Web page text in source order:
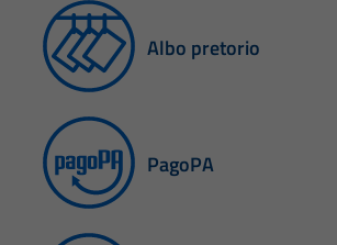
Albo pretorio
PagoPA